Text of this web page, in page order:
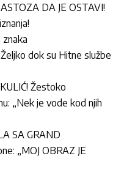
DA JE OSTAVI!
dok su Hitne službe
Žestoko
„Nek je vode kod njih
SA GRAND
„MOJ OBRAZ JE